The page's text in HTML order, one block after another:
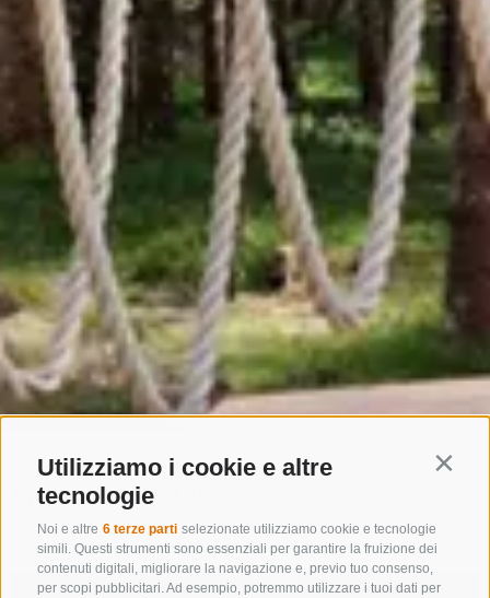
Utilizziamo i cookie e altre
tecnologie
Noi e altre 6 terze parti selezionate utilizziamo cookie e tecnologie
simili. Questi strumenti sono essenziali per garantire la fruizione dei
contenuti digitali, migliorare la navigazione e, previo tuo consenso,
per scopi pubblicitari. Ad esempio, potremmo utilizzare i tuoi dati per
Progetti INTERREG
EMOZIONI AD ALTA QUOTA